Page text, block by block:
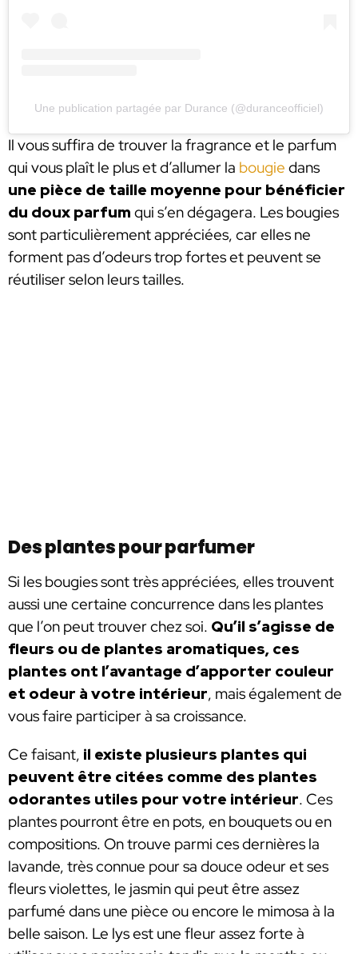
Une publication partagée par Durance (@duranceofficiel)
Il vous suffira de trouver la fragrance et le parfum
qui vous plaît le plus et d’allumer la bougie dans
une pièce de taille moyenne pour bénéficier
du doux parfum qui s’en dégagera. Les bougies
sont particulièrement appréciées, car elles ne
forment pas d’odeurs trop fortes et peuvent se
réutiliser selon leurs tailles.
Des plantes pour parfumer
Si les bougies sont très appréciées, elles trouvent
aussi une certaine concurrence dans les plantes
que l’on peut trouver chez soi. Qu’il s’agisse de
fleurs ou de plantes aromatiques, ces
plantes ont l’avantage d’apporter couleur
et odeur à votre intérieur, mais également de
vous faire participer à sa croissance.
Ce faisant, il existe plusieurs plantes qui
peuvent être citées comme des plantes
odorantes utiles pour votre intérieur. Ces
plantes pourront être en pots, en bouquets ou en
compositions. On trouve parmi ces dernières la
lavande, très connue pour sa douce odeur et ses
fleurs violettes, le jasmin qui peut être assez
parfumé dans une pièce ou encore le mimosa à la
belle saison. Le lys est une fleur assez forte à